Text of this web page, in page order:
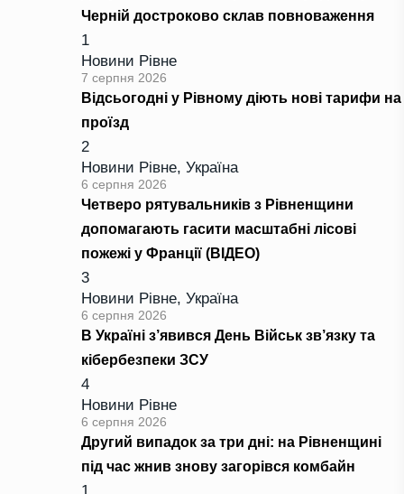
Черній достроково склав повноваження
1
Новини Рівне
7 серпня 2026
Відсьогодні у Рівному діють нові тарифи на
проїзд
2
Новини Рівне, Україна
6 серпня 2026
Четверо рятувальників з Рівненщини
допомагають гасити масштабні лісові
пожежі у Франції (ВІДЕО)
3
Новини Рівне, Україна
6 серпня 2026
В Україні з’явився День Військ зв’язку та
кібербезпеки ЗСУ
4
Новини Рівне
6 серпня 2026
Другий випадок за три дні: на Рівненщині
під час жнив знову загорівся комбайн